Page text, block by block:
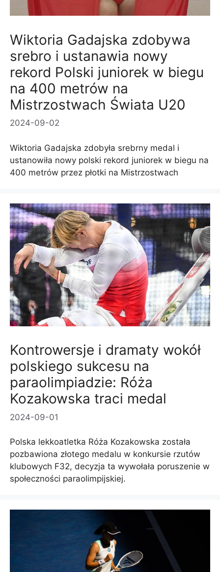
Wiktoria Gadajska zdobywa
srebro i ustanawia nowy
rekord Polski juniorek w biegu
na 400 metrów na
Mistrzostwach Świata U20
2024-09-02
Wiktoria Gadajska zdobyła srebrny medal i
ustanowiła nowy polski rekord juniorek w biegu na
400 metrów przez płotki na Mistrzostwach
Kontrowersje i dramaty wokół
polskiego sukcesu na
paraolimpiadzie: Róża
Kozakowska traci medal
2024-09-01
Polska lekkoatletka Róża Kozakowska została
pozbawiona złotego medalu w konkursie rzutów
klubowych F32, decyzja ta wywołała poruszenie w
społeczności paraolimpijskiej.